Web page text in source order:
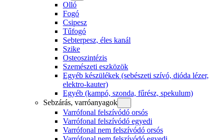
Olló
Fogó
Csipesz
Tűfogó
Sebterpesz, éles kanál
Szike
Osteoszintézis
Szemészeti eszközök
Egyéb készülékek (sebészeti szívó, dióda lézer,
elektro-kauter)
Egyéb (kampó, szonda, fűrész, spekulum)
Sebzárás, varróanyagok
Varrófonal felszívódó orsós
Varrófonal felszívódó egyedi
Varrófonal nem felszívódó orsós